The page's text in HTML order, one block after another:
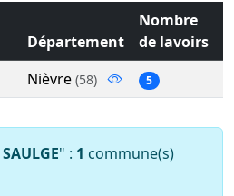
Département
Nombre
de lavoirs
Nièvre (58) 5
SAULGE" : 1 commune(s)